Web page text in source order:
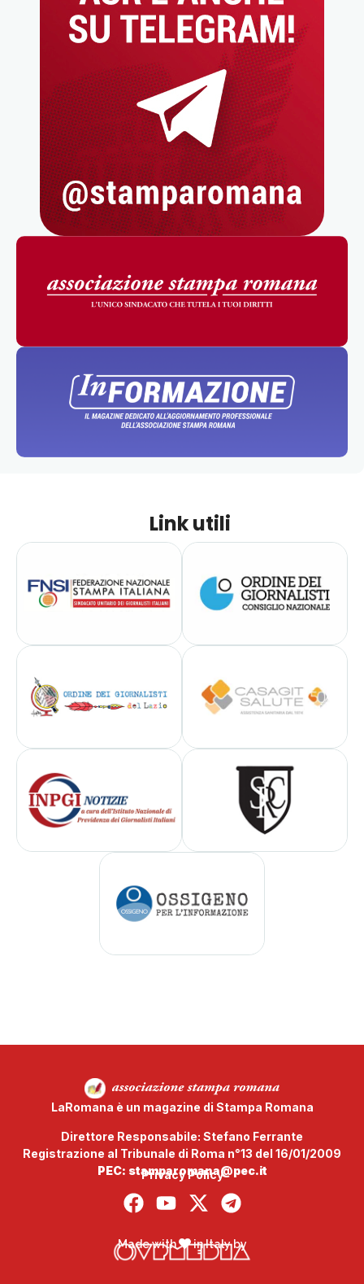
Link utili
LaRomana è un magazine di Stampa Romana
Direttore Responsabile: Stefano Ferrante
Registrazione al Tribunale di Roma n°13 del 16/01/2009
PEC: stamparomana@pec.it
Privacy Policy
Made with in Italy by